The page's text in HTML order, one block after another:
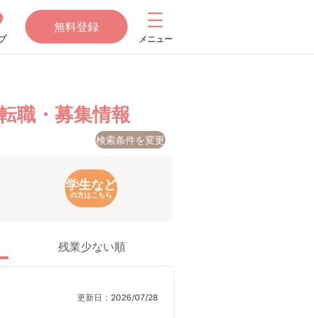
無料登録
メニュー
職・募集情報
検索条件を変更
学生など
の方はこちら
残業少ない順
更新日： 2026/07/28